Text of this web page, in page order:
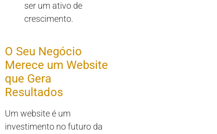
ser um ativo de
crescimento.
O Seu Negócio
Merece um Website
que Gera
Resultados
Um website é um
investimento no futuro da